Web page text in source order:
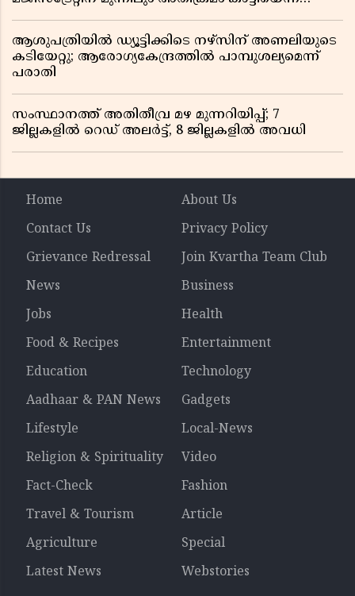
ആശുപത്രിയിൽ ഡ്യൂട്ടിക്കിടെ നഴ്സിന് അണലിയുടെ
കടിയേറ്റു; ആരോഗ്യകേന്ദ്രത്തിൽ പാമ്പുശല്യമെന്ന്
പരാതി
സംസ്ഥാനത്ത് അതിതീവ്ര മഴ മുന്നറിയിപ്പ്; 7
ജില്ലകളിൽ റെഡ് അലർട്ട്, 8 ജില്ലകളിൽ അവധി
Home
About Us
Contact Us
Privacy Policy
Grievance Redressal
Join Kvartha Team Club
News
Business
Jobs
Health
Food & Recipes
Entertainment
Education
Technology
Aadhaar & PAN News
Gadgets
Lifestyle
Local-News
Religion & Spirituality
Video
Fact-Check
Fashion
Travel & Tourism
Article
Agriculture
Special
Latest News
Webstories